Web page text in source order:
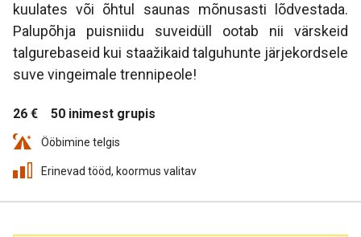
kuulates või õhtul saunas mõnusasti lõdvestada.
Palupõhja puisniidu suveidüll ootab nii värskeid
talgurebaseid kui staažikaid talguhunte järjekordsele
suve vingeimale trennipeole!
26 € 50 inimest grupis
Ööbimine telgis
Erinevad tööd, koormus valitav